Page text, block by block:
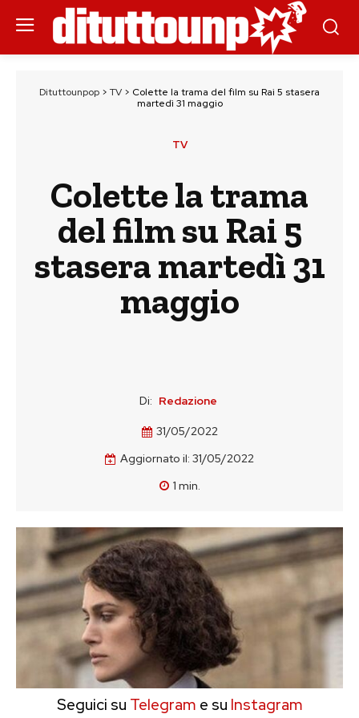
Dituttounpop > TV > Colette la trama del film su Rai 5 stasera
martedì 31 maggio
TV
Colette la trama
del film su Rai 5
stasera martedì 31
maggio
Di: Redazione
31/05/2022
Aggiornato il: 31/05/2022
1 min.
Seguici su Telegram e su Instagram